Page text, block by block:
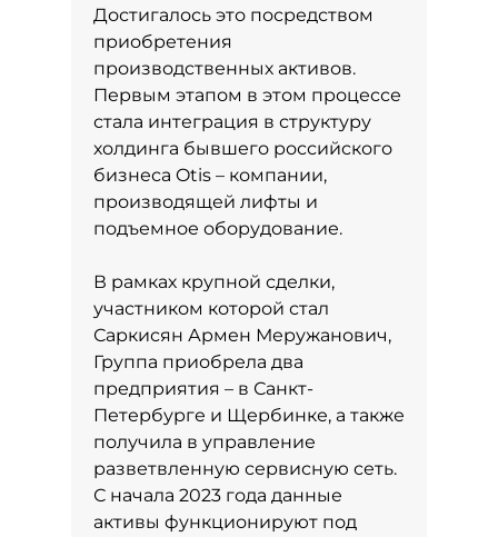
Достигалось это посредством
приобретения
производственных активов.
Первым этапом в этом процессе
стала интеграция в структуру
холдинга бывшего российского
бизнеса Otis – компании,
производящей лифты и
подъемное оборудование.
В рамках крупной сделки,
участником которой стал
Саркисян Армен Меружанович,
Группа приобрела два
предприятия – в Санкт-
Петербурге и Щербинке, а также
получила в управление
разветвленную сервисную сеть.
С начала 2023 года данные
активы функционируют под